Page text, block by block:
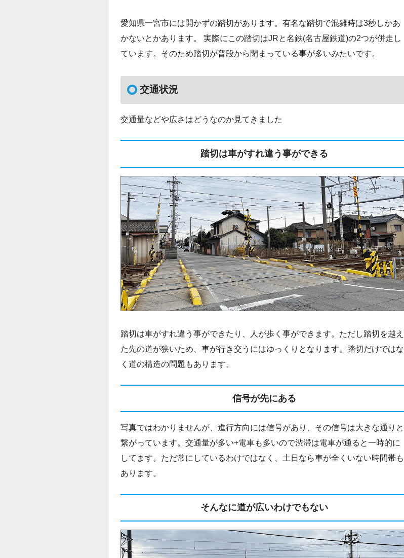
愛知県一宮市には開かずの踏切があります。有名な踏切で混雑時は3秒しかあ
かないとかあります。 実際にこの踏切はJRと名鉄(名古屋鉄道)の2つが併走し
ています。そのため踏切が普段から閉まっている事が多いみたいです。
交通状況
交通量などや広さはどうなのか見てきました
踏切は車がすれ違う事ができる
踏切は車がすれ違う事ができたり、人が歩く事ができます。ただし踏切を越え
た先の道が狭いため、車が行き交うにはゆっくりとなります。踏切だけではな
く道の構造の問題もあります。
信号が先にある
写真ではわかりませんが、進行方向には信号があり、その信号は大きな通りと
繋がっています。交通量が多い+電車も多いので渋滞は電車が通ると一時的に
してます。ただ常にしているわけではなく、土日なら車が全くいない時間帯も
あります。
そんなに道が広いわけでもない